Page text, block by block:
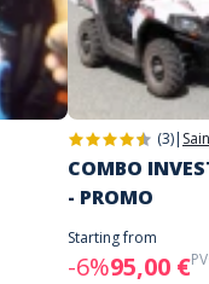
(3)|
COMBO
- PROMO
Starting from
-6%95,00 €